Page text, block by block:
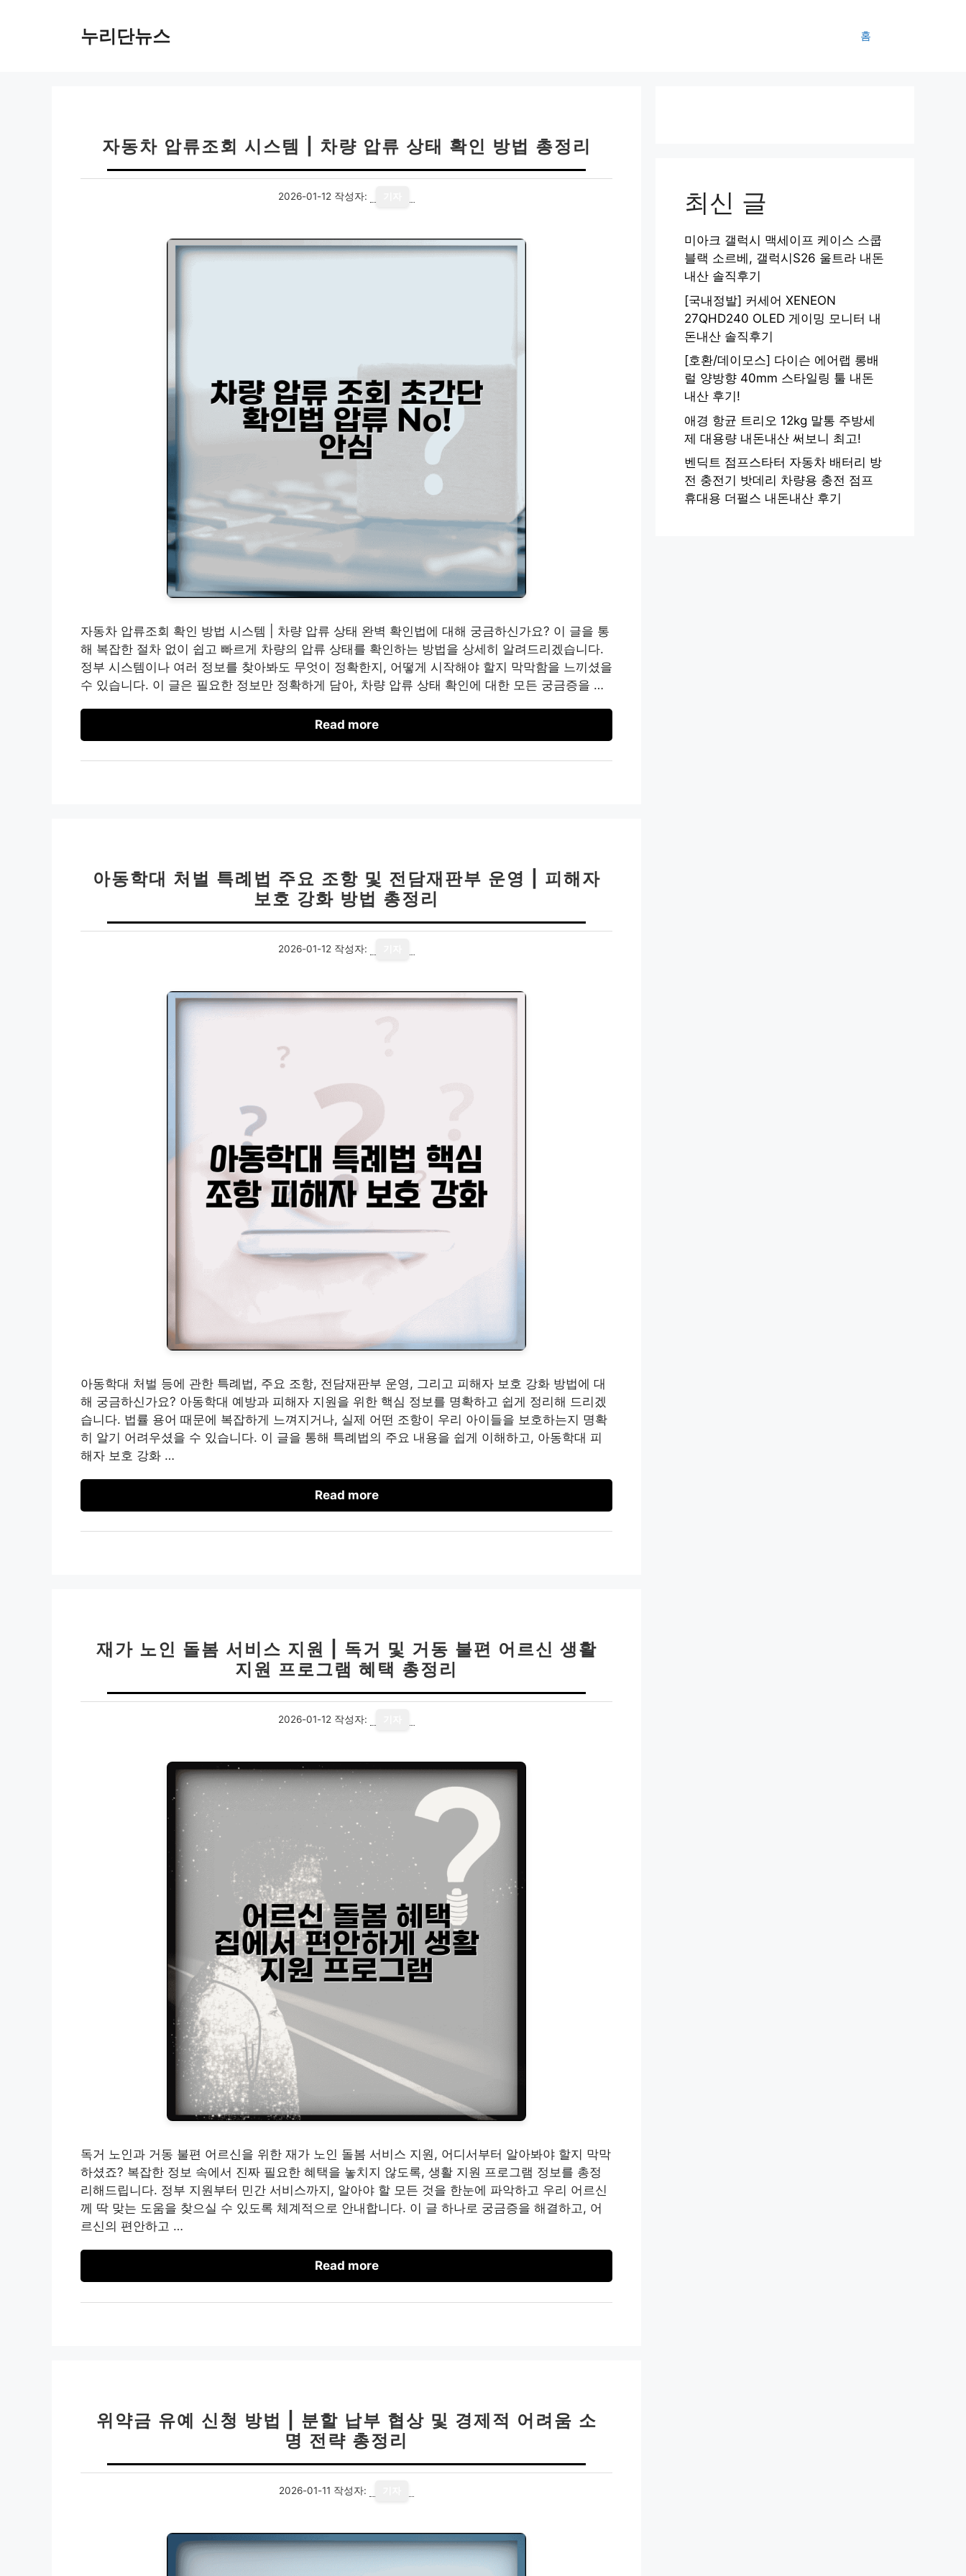
누리단뉴스 홈
자동차 압류조회 시스템 | 차량 압류 상태 확인 방법 총정리
2026-01-12 작성자:
자동차 압류조회 확인 방법 시스템 | 차량 압류 상태 완벽 확인법에 대해 궁금하신가요? 이 글을 통
해 복잡한 절차 없이 쉽고 빠르게 차량의 압류 상태를 확인하는 방법을 상세히 알려드리겠습니다.
정부 시스템이나 여러 정보를 찾아봐도 무엇이 정확한지, 어떻게 시작해야 할지 막막함을 느끼셨을
수 있습니다. 이 글은 필요한 정보만 정확하게 담아, 차량 압류 상태 확인에 대한 모든 궁금증을 …
Read more
아동학대 처벌 특례법 주요 조항 및 전담재판부 운영 | 피해자
보호 강화 방법 총정리
2026-01-12 작성자:
아동학대 처벌 등에 관한 특례법, 주요 조항, 전담재판부 운영, 그리고 피해자 보호 강화 방법에 대
해 궁금하신가요? 아동학대 예방과 피해자 지원을 위한 핵심 정보를 명확하고 쉽게 정리해 드리겠
습니다. 법률 용어 때문에 복잡하게 느껴지거나, 실제 어떤 조항이 우리 아이들을 보호하는지 명확
히 알기 어려우셨을 수 있습니다. 이 글을 통해 특례법의 주요 내용을 쉽게 이해하고, 아동학대 피
해자 보호 강화 …
Read more
재가 노인 돌봄 서비스 지원 | 독거 및 거동 불편 어르신 생활
지원 프로그램 혜택 총정리
2026-01-12 작성자:
독거 노인과 거동 불편 어르신을 위한 재가 노인 돌봄 서비스 지원, 어디서부터 알아봐야 할지 막막
하셨죠? 복잡한 정보 속에서 진짜 필요한 혜택을 놓치지 않도록, 생활 지원 프로그램 정보를 총정
리해드립니다. 정부 지원부터 민간 서비스까지, 알아야 할 모든 것을 한눈에 파악하고 우리 어르신
께 딱 맞는 도움을 찾으실 수 있도록 체계적으로 안내합니다. 이 글 하나로 궁금증을 해결하고, 어
르신의 편안하고 …
Read more
위약금 유예 신청 방법 | 분할 납부 협상 및 경제적 어려움 소
명 전략 총정리
2026-01-11 작성자:
최신 글
미아크 갤럭시 맥세이프 케이스 스쿱
블랙 소르베, 갤럭시S26 울트라 내돈
내산 솔직후기
[국내정발] 커세어 XENEON
27QHD240 OLED 게이밍 모니터 내
돈내산 솔직후기
[호환/데이모스] 다이슨 에어랩 롱배
럴 양방향 40mm 스타일링 툴 내돈
내산 후기!
애경 항균 트리오 12kg 말통 주방세
제 대용량 내돈내산 써보니 최고!
벤딕트 점프스타터 자동차 배터리 방
전 충전기 밧데리 차량용 충전 점프
휴대용 더펄스 내돈내산 후기